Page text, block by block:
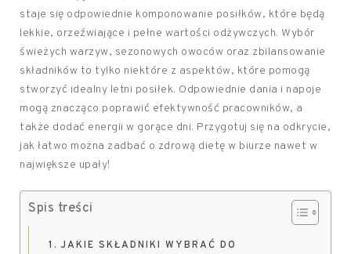
staje się odpowiednie komponowanie posiłków, które będą
lekkie, orzeźwiające i pełne wartości odżywczych. Wybór
świeżych warzyw, sezonowych owoców oraz zbilansowanie
składników to tylko niektóre z aspektów, które pomogą
stworzyć idealny letni posiłek. Odpowiednie dania i napoje
mogą znacząco poprawić efektywność pracowników, a
także dodać energii w gorące dni. Przygotuj się na odkrycie,
jak łatwo można zadbać o zdrową dietę w biurze nawet w
największe upały!
Spis treści
JAKIE SKŁADNIKI WYBRAĆ DO